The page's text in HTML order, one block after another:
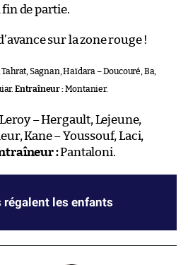
fin de partie.
sur la zone rouge !
Sagnan, Haïdara – Doucouré, Ba,
Entraîneur :Montanier.
Leroy – Hergault, Lejeune,
Kane – Youssouf, Laci,
:Pantaloni.
les enfants